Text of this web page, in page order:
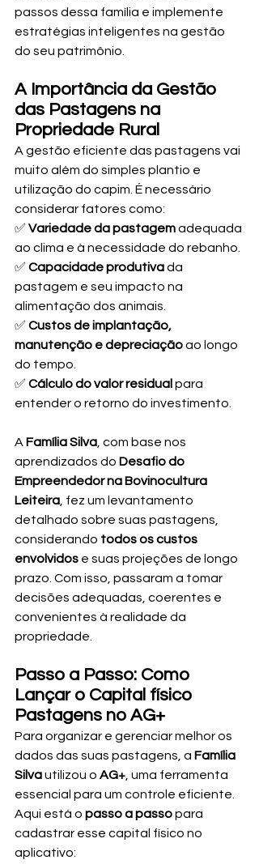
passos dessa família e implemente
estratégias inteligentes na gestão
do seu patrimônio.
A Importância da Gestão
das Pastagens na
Propriedade Rural
A gestão eficiente das pastagens vai
muito além do simples plantio e
utilização do capim. É necessário
considerar fatores como:
✅ Variedade da pastagem adequada
ao clima e à necessidade do rebanho.
✅ Capacidade produtiva da
pastagem e seu impacto na
alimentação dos animais.
✅ Custos de implantação,
manutenção e depreciação ao longo
do tempo.
✅ Cálculo do valor residual para
entender o retorno do investimento.
A Família Silva , com base nos
aprendizados do Desafio do
Empreendedor na Bovinocultura
Leiteira , fez um levantamento
detalhado sobre suas pastagens,
considerando todos os custos
envolvidos e suas projeções de longo
prazo. Com isso, passaram a tomar
decisões adequadas, coerentes e
convenientes à realidade da
propriedade.
Passo a Passo: Como
Lançar o Capital físico
Pastagens no AG+
Para organizar e gerenciar melhor os
dados das suas pastagens, a Família
Silva utilizou o AG+ , uma ferramenta
essencial para um controle eficiente.
Aqui está o passo a passo para
cadastrar esse capital físico no
aplicativo: